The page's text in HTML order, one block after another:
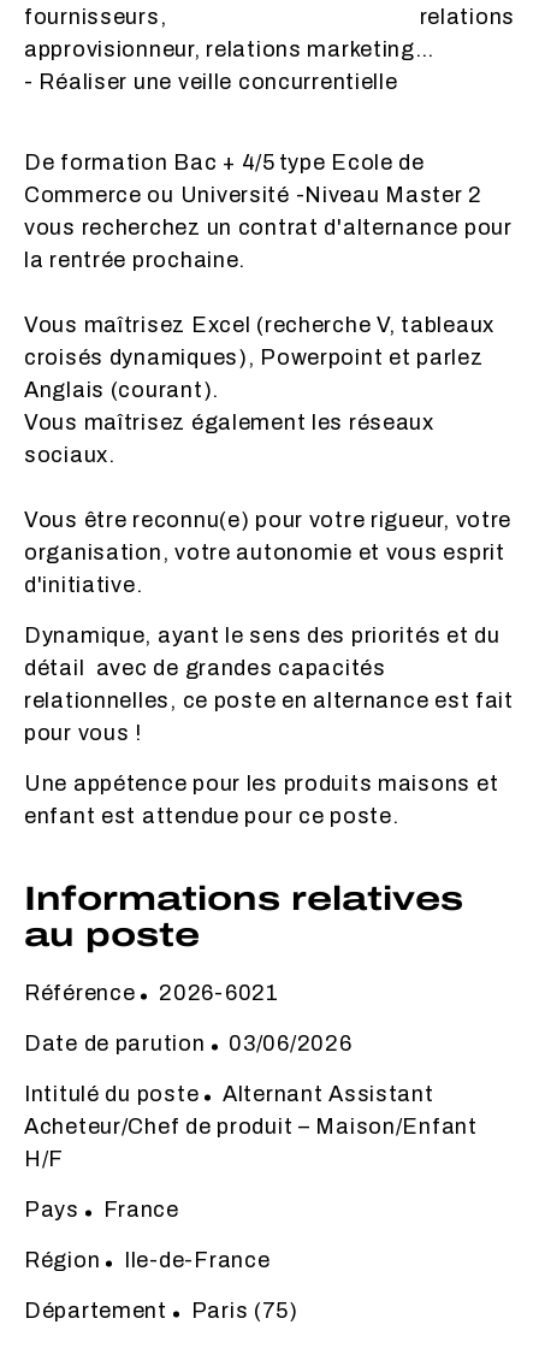
fournisseurs, relations
approvisionneur, relations marketing…
- Réaliser une veille concurrentielle
De formation Bac + 4/5 type Ecole de
Commerce ou Université -Niveau Master 2
vous recherchez un contrat d'alternance pour
la rentrée prochaine.
Vous maîtrisez Excel (recherche V, tableaux
croisés dynamiques), Powerpoint et parlez
Anglais (courant).
Vous maîtrisez également les réseaux
sociaux.
Vous être reconnu(e) pour votre rigueur, votre
organisation, votre autonomie et vous esprit
d'initiative.
Dynamique, ayant le sens des priorités et du
détail avec de grandes capacités
relationnelles, ce poste en alternance est fait
pour vous !
Une appétence pour les produits maisons et
enfant est attendue pour ce poste.
Informations relatives
au poste
Référence 2026-6021
Date de parution 03/06/2026
Intitulé du poste
Alternant Assistant
Acheteur/Chef de produit – Maison/Enfant
H/F
Pays France
Région Ile-de-France
Département Paris (75)